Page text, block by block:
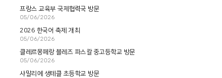
프랑스 교육부 국제협력국 방문
05/06/2026
2026 한국어 축제 개최
05/06/2026
클레르몽페랑 블레즈 파스칼 중고등학교 방문
05/06/2026
샤말리에 생테클 초등학교 방문